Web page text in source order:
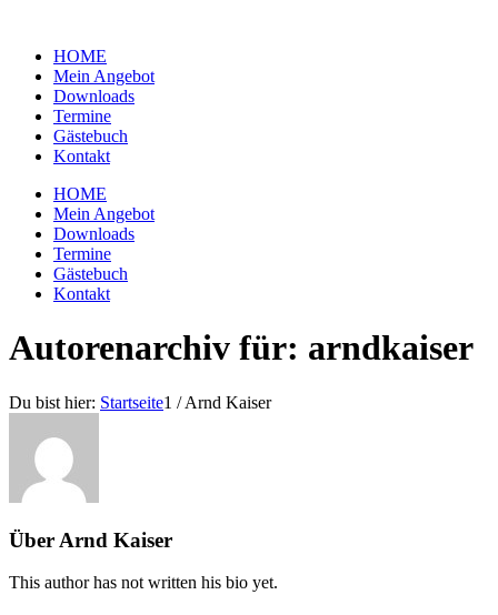
HOME
Mein Angebot
Downloads
Termine
Gästebuch
Kontakt
HOME
Mein Angebot
Downloads
Termine
Gästebuch
Kontakt
Autorenarchiv für: arndkaiser
Du bist hier: Startseite1 / Arnd Kaiser
Über Arnd Kaiser
This author has not written his bio yet.